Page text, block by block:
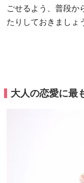
ごせるよう、普段か
たりしておきましょ
大人の恋愛に最